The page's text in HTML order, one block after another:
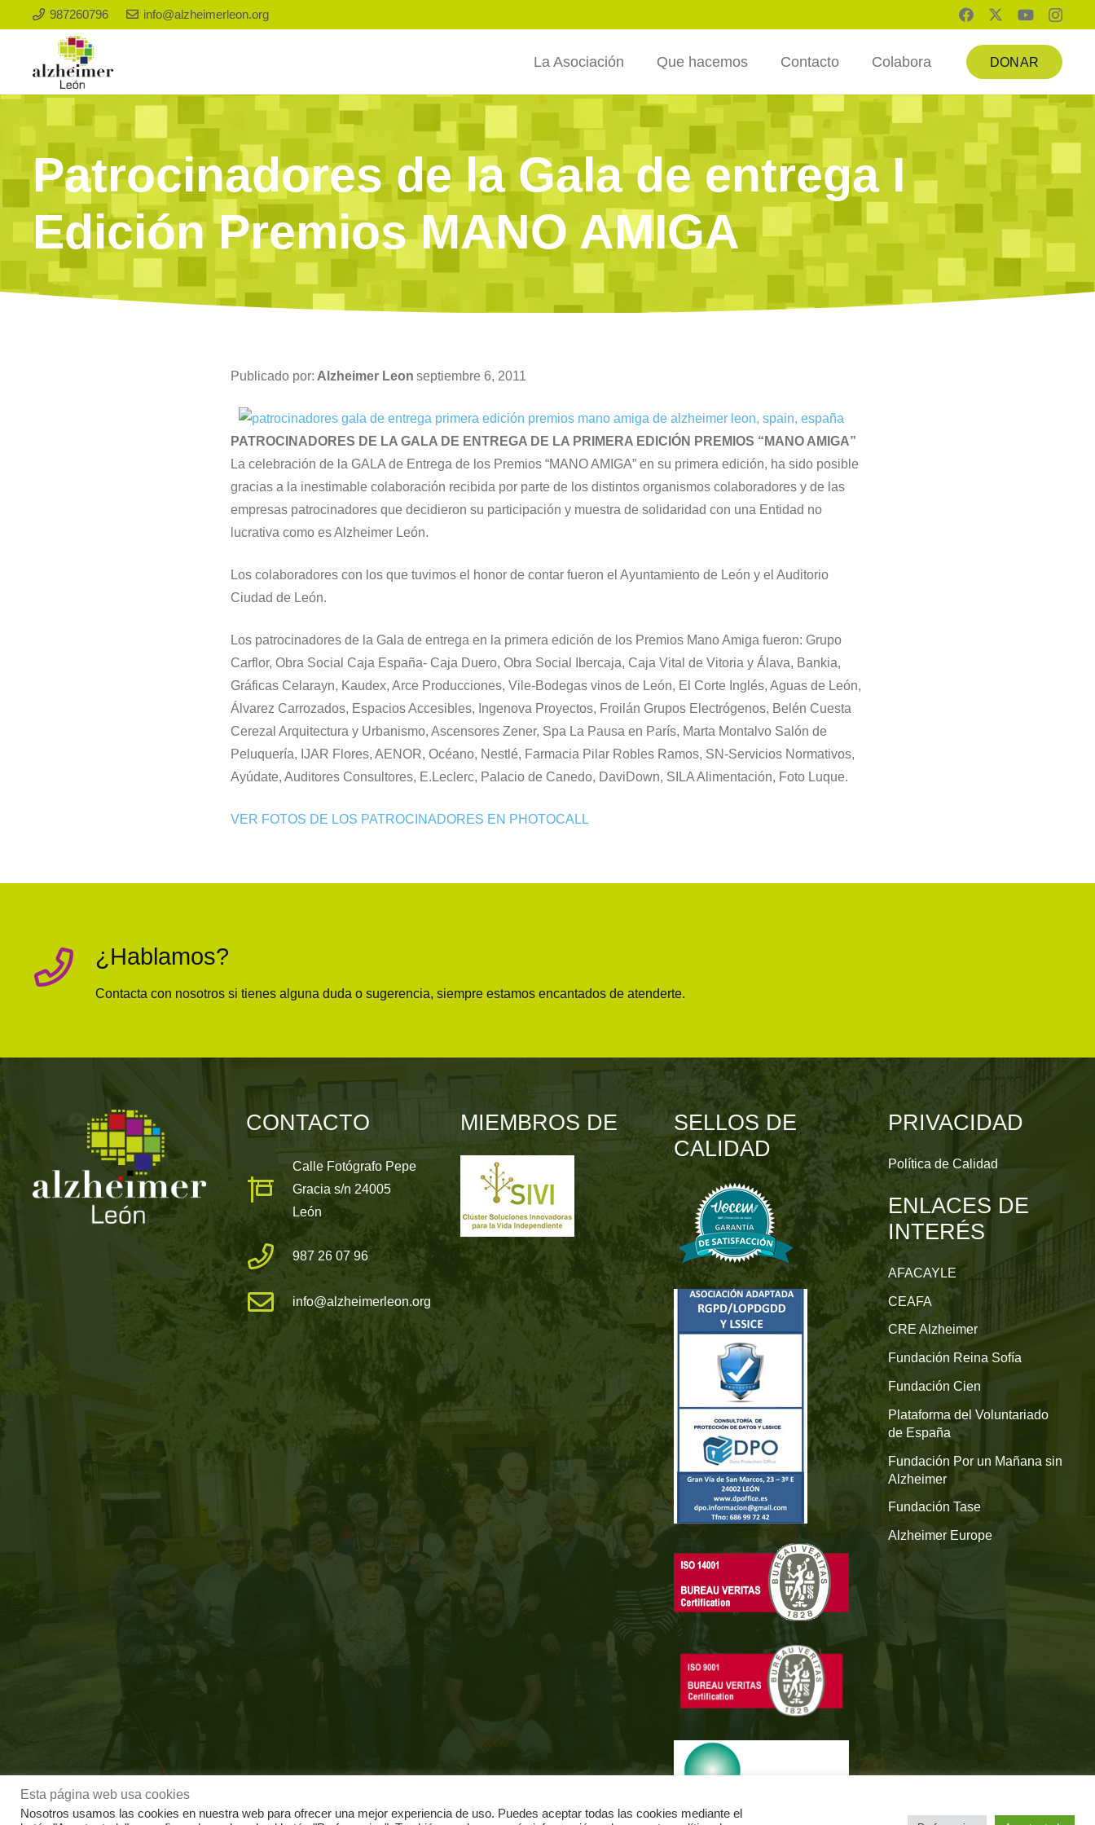
987260796 info@alzheimerleon.org
La Asociación Que hacemos Contacto Colabora DONAR
Patrocinadores de la Gala de entrega I
Edición Premios MANO AMIGA
Publicado por: Alzheimer Leon septiembre 6, 2011
PATROCINADORES DE LA GALA DE ENTREGA DE LA PRIMERA EDICIÓN PREMIOS “MANO AMIGA”
La celebración de la GALA de Entrega de los Premios “MANO AMIGA” en su primera edición, ha sido posible
gracias a la inestimable colaboración recibida por parte de los distintos organismos colaboradores y de las
empresas patrocinadores que decidieron su participación y muestra de solidaridad con una Entidad no
lucrativa como es Alzheimer León.
Los colaboradores con los que tuvimos el honor de contar fueron el Ayuntamiento de León y el Auditorio
Ciudad de León.
Los patrocinadores de la Gala de entrega en la primera edición de los Premios Mano Amiga fueron: Grupo
Carflor, Obra Social Caja España- Caja Duero, Obra Social Ibercaja, Caja Vital de Vitoria y Álava, Bankia,
Gráficas Celarayn, Kaudex, Arce Producciones, Vile-Bodegas vinos de León, El Corte Inglés, Aguas de León,
Álvarez Carrozados, Espacios Accesibles, Ingenova Proyectos, Froilán Grupos Electrógenos, Belén Cuesta
Cerezal Arquitectura y Urbanismo, Ascensores Zener, Spa La Pausa en París, Marta Montalvo Salón de
Peluquería, IJAR Flores, AENOR, Océano, Nestlé, Farmacia Pilar Robles Ramos, SN-Servicios Normativos,
Ayúdate, Auditores Consultores, E.Leclerc, Palacio de Canedo, DaviDown, SILA Alimentación, Foto Luque.
VER FOTOS DE LOS PATROCINADORES EN PHOTOCALL
¿Hablamos?
Contacta con nosotros si tienes alguna duda o sugerencia, siempre estamos encantados de atenderte.
CONTACTO
Calle Fotógrafo Pepe
Gracia s/n 24005
León
987 26 07 96
info@alzheimerleon.org
MIEMBROS DE
SELLOS DE
CALIDAD
PRIVACIDAD
Política de Calidad
ENLACES DE
INTERÉS
AFACAYLE
CEAFA
CRE Alzheimer
Fundación Reina Sofía
Fundación Cien
Plataforma del Voluntariado
de España
Fundación Por un Mañana sin
Alzheimer
Fundación Tase
Alzheimer Europe
Esta página web usa cookies
Nosotros usamos las cookies en nuestra web para ofrecer una mejor experiencia de uso. Puedes aceptar todas las cookies mediante el